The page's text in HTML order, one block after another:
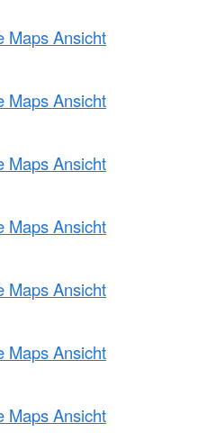
Maps Ansicht
Maps Ansicht
Maps Ansicht
Maps Ansicht
Maps Ansicht
Maps Ansicht
Maps Ansicht